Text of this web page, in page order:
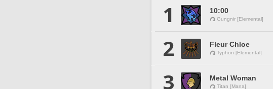
1 10:00
Gungnir [Elemental]
2 Fleur Chloe
Typhon [Elemental]
3 Metal Woman
Titan [Mana]